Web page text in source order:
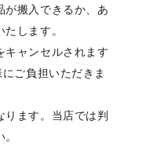
が搬入できるか、あ
します。
キャンセルされます
ご負担いただきま
ります。当店では判